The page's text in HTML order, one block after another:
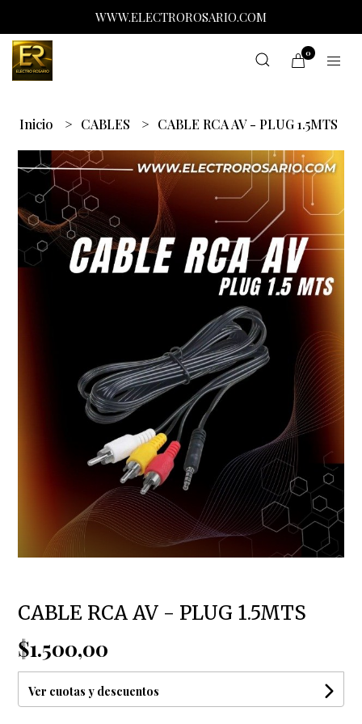
WWW.ELECTROROSARIO.COM
0
Inicio CABLES CABLE RCA AV - PLUG 1.5MTS
CABLE RCA AV - PLUG 1.5MTS
$1.500,00
Ver cuotas y descuentos